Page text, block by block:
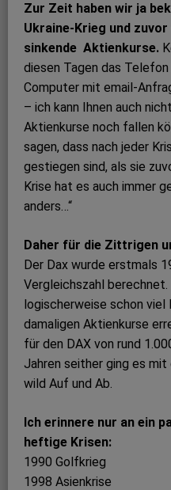
Zur Zeit haben wir ja
Ukraine-Krieg und
sinkende Aktienkurse.
diesen Tagen das
Computer mit email-
– ich kann Ihnen auch
Aktienkurse noch fallen
sagen, dass nach jeder
gestiegen sind, als sie
Krise hat es auch immer
anders…“
Daher für die Zittrigen
Der Dax wurde erstmals
Vergleichszahl
logischerweise schon viel
damaligen Aktienkurse
für den DAX von rund
Jahren seither ging es
wild Auf und Ab.
Ich erinnere nur an ein
heftige Krisen:
1990 Golfkrieg
1998 Asienkrise